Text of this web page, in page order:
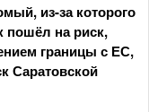
из-за которого
пошёл на риск,
границы с ЕС,
Саратовской